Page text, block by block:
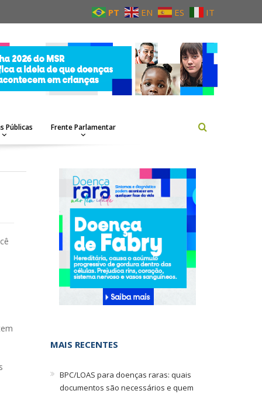
PT EN ES IT
Públicas Frente Parlamentar
MAIS RECENTES
BPC/LOAS para doenças raras: quais
documentos são necessários e quem